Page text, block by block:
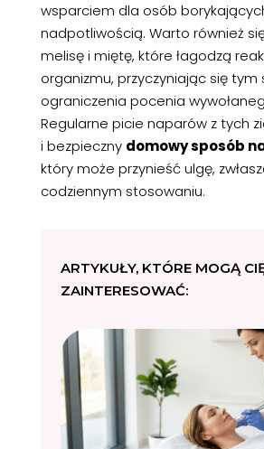
wsparciem dla osób
nadpotliwością. Warto również
melisę i miętę, które łagodzą
organizmu, przyczyniając się
ograniczenia pocenia
Regularne picie naparów z tych
i bezpieczny domowy sposób
który może przynieść ulgę,
codziennym stosowaniu.
ARTYKUŁY, KTÓRE MOGĄ
ZAINTERESOWAĆ: